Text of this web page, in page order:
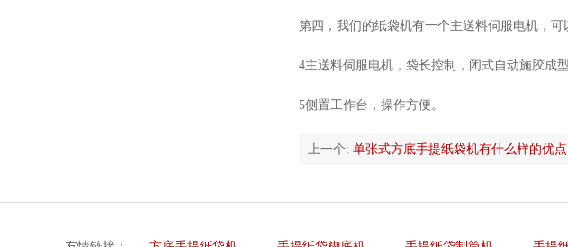
第四，我们的纸袋机有一个主送料伺服电机，
4主送料伺服电机，袋长控制，闭式自动施胶成
5侧置工作台，操作方便。
上一个: 单张式方底手提纸袋机有什么样的优点